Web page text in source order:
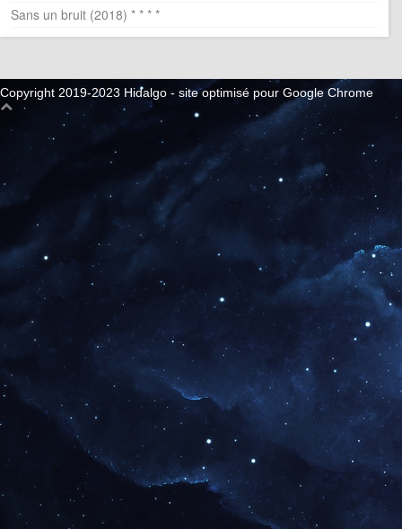
Sans un bruit (2018) * * * *
Copyright 2019-2023 Hidalgo - site optimisé pour Google Chrome